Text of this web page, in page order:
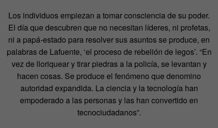
Los individuos empiezan a tomar consciencia de su poder.
El día que descubren que no necesitan líderes, ni profetas,
ni a papá-estado para resolver sus asuntos se produce, en
palabras de Lafuente, ‘el proceso de rebelión de legos’. “En
vez de lloriquear y tirar piedras a la policía, se levantan y
hacen cosas. Se produce el fenómeno que denomino
autoridad expandida. La ciencia y la tecnología han
empoderado a las personas y las han convertido en
tecnociudadanos”.